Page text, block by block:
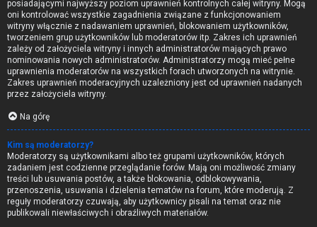
posiadającymi najwyższy poziom uprawnień kontrolnych całej witryny. Mogą
oni kontrolować wszystkie zagadnienia związane z funkcjonowaniem
witryny włącznie z nadawaniem uprawnień, blokowaniem użytkowników,
tworzeniem grup użytkowników lub moderatorów itp. Zakres ich uprawnień
zależy od założyciela witryny i innych administratorów mających prawo
nominowania nowych administratorów. Administratorzy mogą mieć pełne
uprawnienia moderatorów na wszystkich forach utworzonych na witrynie.
Zakres uprawnień moderacyjnych uzależniony jest od uprawnień nadanych
przez założyciela witryny.
Na górę
Kim są moderatorzy?
Moderatorzy są użytkownikami albo też grupami użytkowników, których
zadaniem jest codzienne przeglądanie forów. Mają oni możliwość zmiany
treści lub usuwania postów, a także blokowania, odblokowywania,
przenoszenia, usuwania i dzielenia tematów na forum, które moderują. Z
reguły moderatorzy czuwają, aby użytkownicy pisali na temat oraz nie
publikowali niewłaściwych i obraźliwych materiałów.